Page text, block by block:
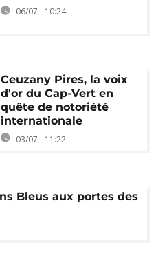
06/07 - 10:24
Ceuzany Pires, la voix
d'or du Cap-Vert en
quête de notoriété
internationale
03/07 - 11:22
Bleus aux portes des